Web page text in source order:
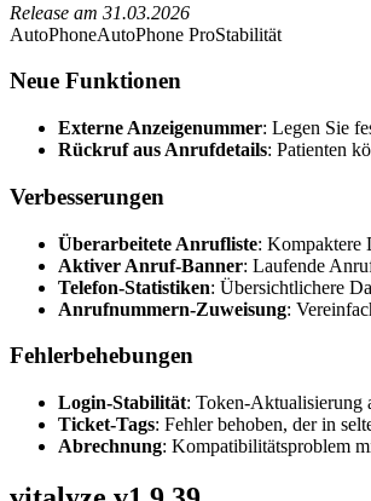
Release am 31.03.2026
AutoPhoneAutoPhone ProStabilität
Neue Funktionen
Externe Anzeigenummer: Legen Sie
Rückruf aus Anrufdetails: Patienten
Verbesserungen
Überarbeitete Anrufliste: Kompaktere
Aktiver Anruf-Banner: Laufende
Telefon-Statistiken: Übersichtlichere
Anrufnummern-Zuweisung:
Fehlerbehebungen
Login-Stabilität: Token-Aktualisierung
Ticket-Tags: Fehler behoben, der in
Abrechnung: Kompatibilitätsproblem